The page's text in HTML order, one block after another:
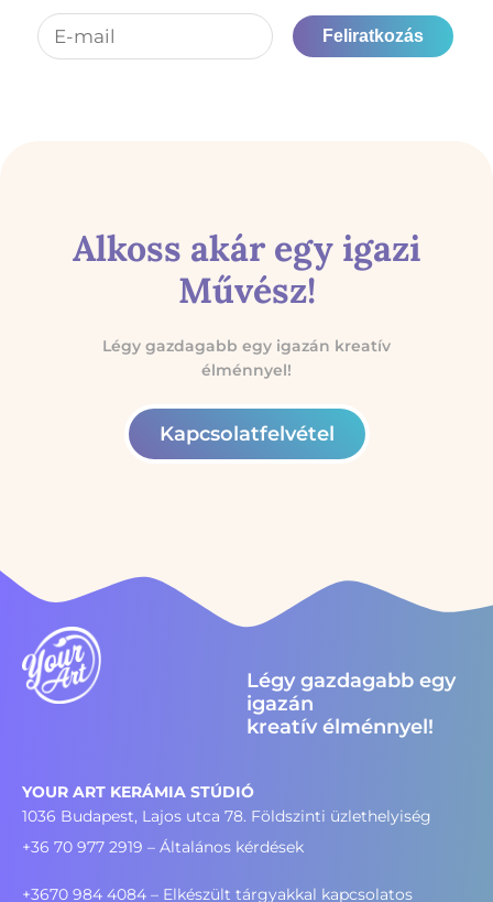
Feliratkozás
Alkoss akár egy igazi
Művész!
Légy gazdagabb egy igazán kreatív
élménnyel!
Kapcsolatfelvétel
Légy gazdagabb egy
igazán
kreatív élménnyel!
YOUR ART KERÁMIA STÚDIÓ
1036 Budapest, Lajos utca 78. Földszinti üzlethelyiség
+36 70 977 2919 – Általános kérdések
+3670 984 4084 – Elkészült tárgyakkal kapcsolatos